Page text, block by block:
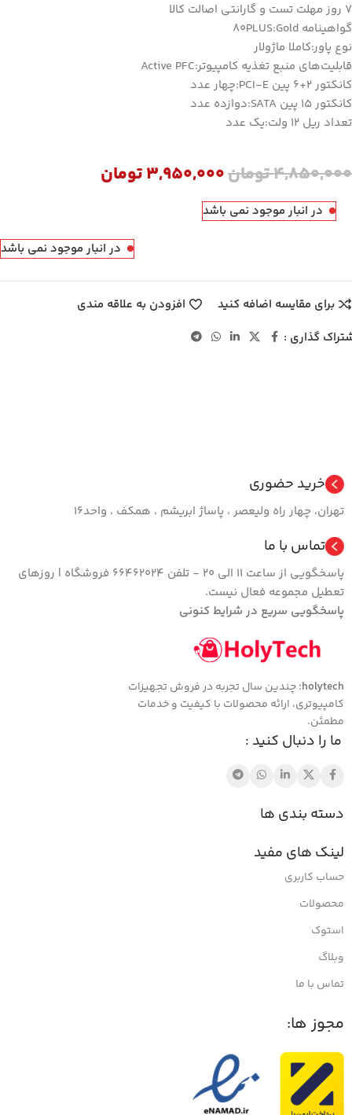
7 روز مهلت تست و گارانتی اصالت کالا
گواهینامه 80PLUS:Gold
نوع پاور:کاملا ماژولار
قابلیت‌های منبع تغذیه کامپیوتر:Active PFC
کانکتور 2+6 پین PCI-E:چهار عدد
کانکتور 15 پین SATA:دوازده عدد
تعداد ریل ۱۲ ولت:یک عدد
4,850,000تومان3,950,000تومان
در انبار موجود نمی باشد
در انبار موجود نمی باشد
برای مقایسه اضافه کنید
افزودن به علاقه مندی
گذاری :
خرید حضوری
تهران، چهار راه ولیعصر ، پاساژ ابریشم ، همکف ، واحد16
تماس با ما
پاسخگویی از ساعت 11 الی 20 - تلفن 66462024 فروشگاه | روزهای
تعطیل مجموعه فعال نیست.
پاسخگویی سریع در شرایط کنونی
holytech؛ چندین سال تجربه در فروش تجهیزات
کامپیوتری، ارائه محصولات با کیفیت و خدمات
مطمئن.
ما را دنبال کنید :
دسته بندی ها
لینک های مفید
حساب کاربری
محصولات
استوک
وبلاگ
تماس با ما
مجوز ها: